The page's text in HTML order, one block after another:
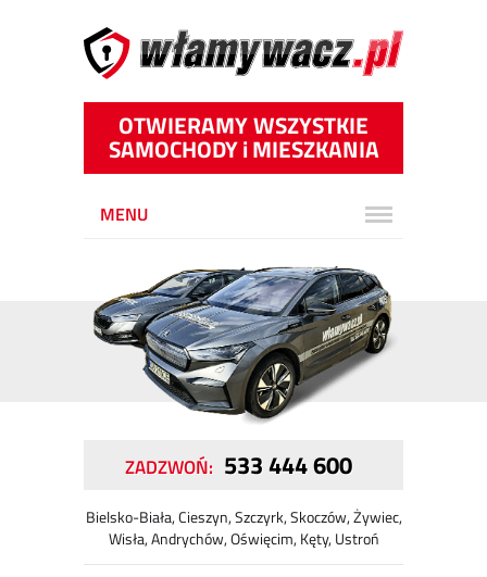
OTWIERAMY WSZYSTKIE
SAMOCHODYiMIESZKANIA
MENU
533 444 600
Bielsko-Biała, Cieszyn, Szczyrk, Skoczów, Żywiec,
Wisła, Andrychów, Oświęcim, Kęty, Ustroń